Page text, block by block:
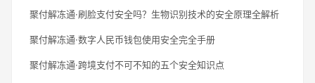
聚付解冻通·刷脸支付安全吗？生物识别技术的安全原理全解析
聚付解冻通·数字人民币钱包使用安全完全手册
聚付解冻通·跨境支付不可不知的五个安全知识点